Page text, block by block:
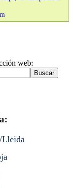
web: